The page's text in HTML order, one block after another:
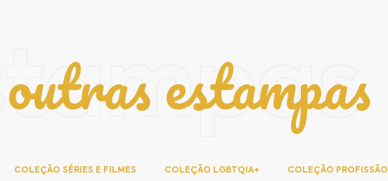
estampas
COLEÇÃO SÉRIES E FILMES COLEÇÃO LGBTQIA+ COLEÇÃO PROFISSÃO